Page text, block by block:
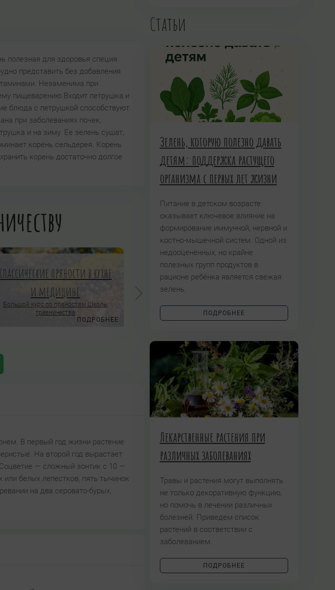
полезная для здоровья специя.
представить без добавления
Незаменима при
пищеварению.Входит петрушка и
блюда с петрушкой способствуют
при заболеваниях почек,
и на зиму. Ее зелень сушат,
корень сельдерея. Корень
корень достаточно долгое
Классические пряности в кухне
и медицине
Большой курс по пряностям Школы
травничества
ПОДРОБНЕЕ
Шаманское травничество
Авторский проект Татьяны Чуйкиной
В первый год жизни растение
На второй год вырастает
— сложный зонтик с 10 —
белых лепестков, пять тычинок
на два серовато-бурых,
Статьи
Зелень, которую полезно давать
детям: поддержка растущего
организма с первых лет жизни
Питание в детском возрасте
оказывает ключевое влияние на
формирование иммунной, нервной и
костно-мышечной систем. Одной из
недооценённых, но крайне
полезных групп продуктов в
рационе ребёнка является свежая
зелень.
ПОДРОБНЕЕ
Лекарственные растения при
различных заболеваниях
Травы и растения могут выполнять
не только декоративную функцию,
но помочь в лечении различных
болезней. Приведем список
растений в соответствии с
заболеванием.
ПОДРОБНЕЕ